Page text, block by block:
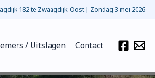
182 te Zwaagdijk-Oost | Zondag 3 mei 2026
/ Uitslagen Contact